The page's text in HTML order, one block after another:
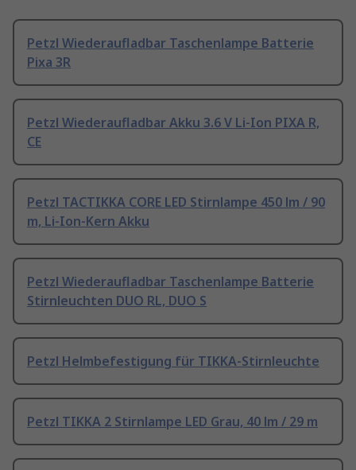
Petzl Wiederaufladbar Taschenlampe Batterie
Pixa 3R
Petzl Wiederaufladbar Akku 3.6 V Li-Ion PIXA R,
CE
Petzl TACTIKKA CORE LED Stirnlampe 450 lm / 90
m, Li-Ion-Kern Akku
Petzl Wiederaufladbar Taschenlampe Batterie
Stirnleuchten DUO RL, DUO S
Petzl Helmbefestigung für TIKKA-Stirnleuchte
Petzl TIKKA 2 Stirnlampe LED Grau, 40 lm / 29 m